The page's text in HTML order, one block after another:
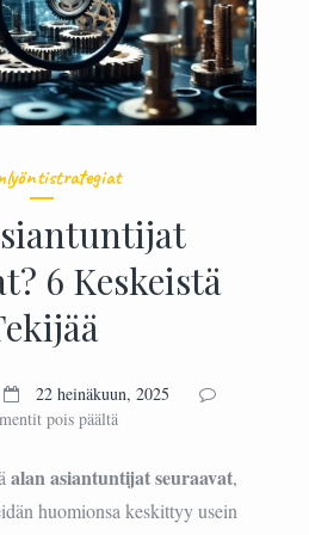
6 Keskeistä
22 heinäkuun, 2025
pois päältäartikkelissa
Asiantuntijat
Seuraavat?
6
alan asiantuntijat seuraavat,
huomionsa keskittyy usein